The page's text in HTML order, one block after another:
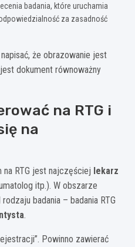
badania, które uruchamia
za zasadność
że obrazowanie jest
dokument równoważny
na RTG i
na
RTG jest najczęściej lekarz
itp.). W obszarze
badania – badania RTG
.
Powinno zawierać